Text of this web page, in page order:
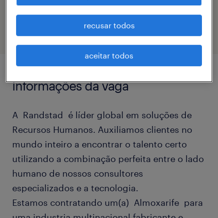
eTalent_JP-181839
informações da vaga
A Randstad é líder global em soluções de
Recursos Humanos. Auxiliamos clientes no
mundo inteiro a encontrar o talento certo
utilizando a combinação perfeita entre o lado
humano de nossos consultores
especializados e a tecnologia.
Estamos contratando um(a) Almoxarife para
recusar todos
aceitar todos